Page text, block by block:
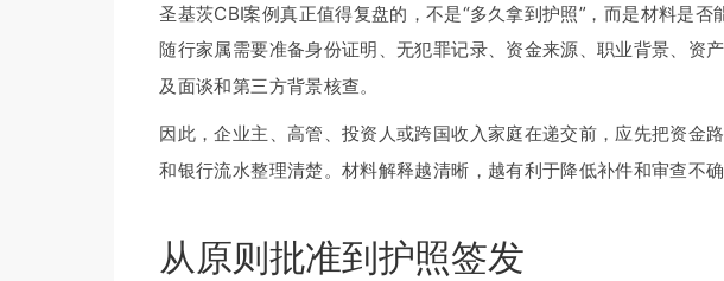
圣基茨CBI案例真正值得复盘的，不是“多久拿到护照”，而是材料是
随行家属需要准备身份证明、无犯罪记录、资金来源、职业背景、资
及面谈和第三方背景核查。
因此，企业主、高管、投资人或跨国收入家庭在递交前，应先把资金
和银行流水整理清楚。材料解释越清晰，越有利于降低补件和审查不确
从原则批准到护照签发